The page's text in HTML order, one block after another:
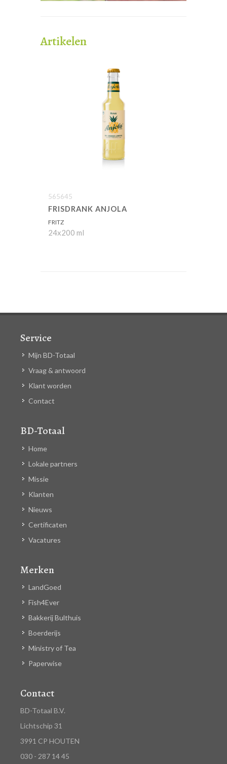
Artikelen
565645
FRISDRANK ANJOLA
FRITZ
24x200 ml
Service
Mijn BD-Totaal
Vraag & antwoord
Klant worden
Contact
BD-Totaal
Home
Lokale partners
Missie
Klanten
Nieuws
Certificaten
Vacatures
Merken
LandGoed
Fish4Ever
Bakkerij Bulthuis
Boerderijs
Ministry of Tea
Paperwise
Contact
BD-Totaal B.V.
Lichtschip 31
3991 CP HOUTEN
030 - 287 14 45